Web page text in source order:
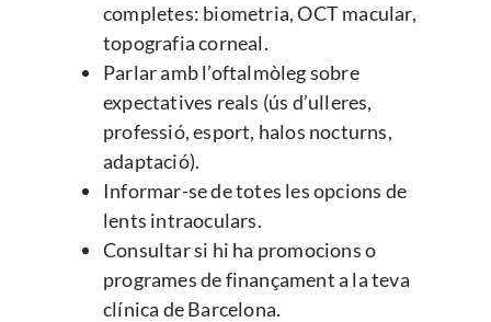
completes: biometria, OCT macular,
topografia corneal.
Parlar amb l’oftalmòleg sobre
expectatives reals (ús d’ulleres,
professió, esport, halos nocturns,
adaptació).
Informar-se de totes les opcions de
lents intraoculars.
Consultar si hi ha promocions o
programes de finançament a la teva
clínica de Barcelona.